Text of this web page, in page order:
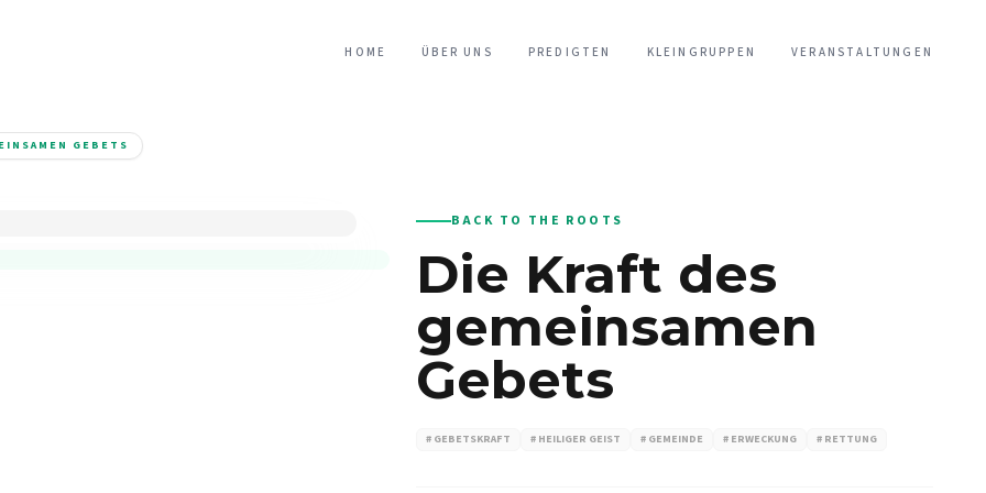
HOME ÜBER UNS PREDIGTEN KLEINGRUPPEN VERANSTALTUNGEN
GEBETS
BACK TO THE ROOTS
Die Kraft des
gemeinsamen
Gebets
# GEBETSKRAFT # HEILIGER GEIST # GEMEINDE # ERWECKUNG # RETTUNG